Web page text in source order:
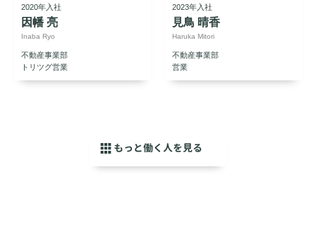
2020年入社
因幡 亮
Inaba Ryo
不動産事業部
トリツグ営業
2023年入社
見鳥 晴香
Haruka Mitori
不動産事業部
営業
もっと働く人を見る